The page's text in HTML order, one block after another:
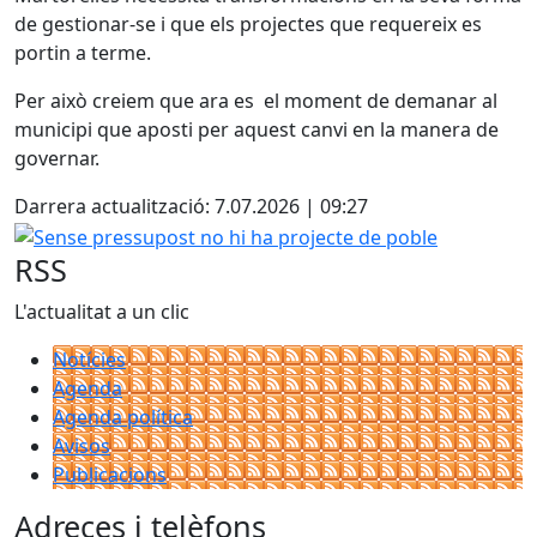
de gestionar-se i que els projectes que requereix es
portin a terme.
Per això creiem que ara es el moment de demanar al
municipi que aposti per aquest canvi en la manera de
governar.
Darrera actualització: 7.07.2026 | 09:27
Sense pressupost no hi ha projecte de poble
RSS
L'actualitat a un clic
Notícies
Agenda
Agenda política
Avisos
Publicacions
Adreces i telèfons